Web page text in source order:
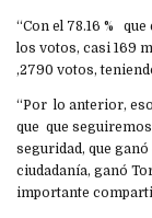
“Con el 78.16 %
los votos, casi 169
,2790 votos,
“Por lo anterior,
que que
seguridad, que
ciudadanía, ganó
importante